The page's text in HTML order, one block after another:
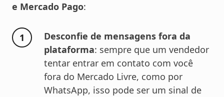
e Mercado Pago:
Desconfie de mensagens fora da
plataforma: sempre que um vendedor
tentar entrar em contato com você
fora do Mercado Livre, como por
WhatsApp, isso pode ser um sinal de